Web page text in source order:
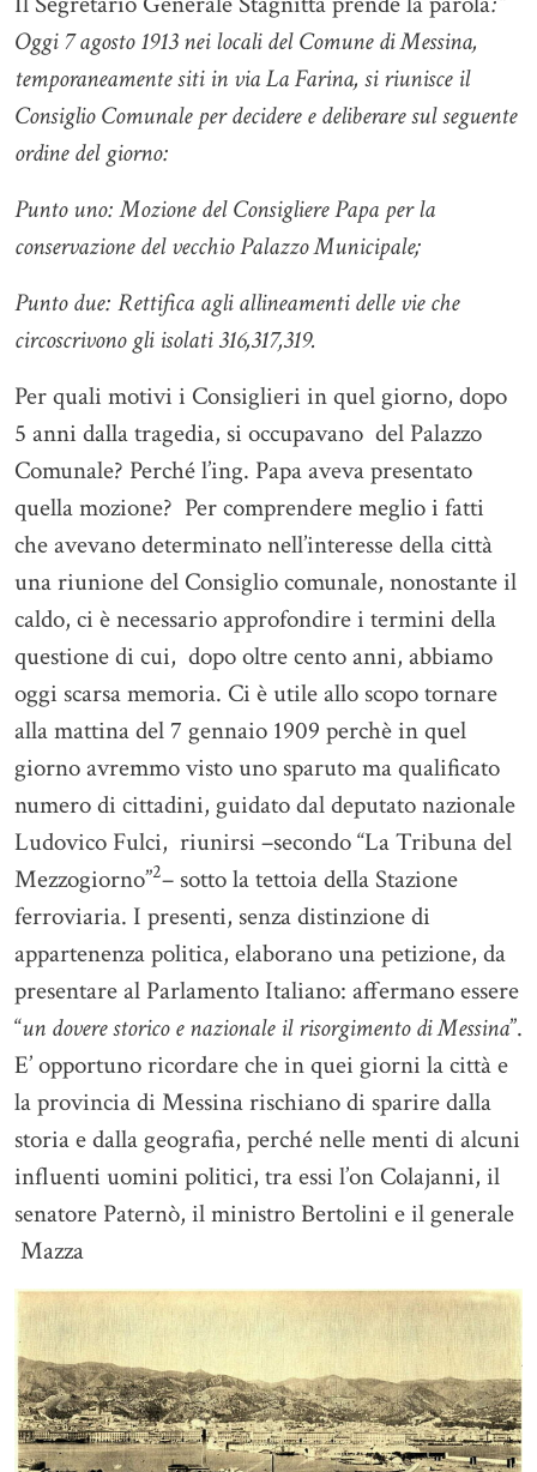
Oggi 7 agosto 1913 nei locali del Comune di Messina,
temporaneamente siti in via La Farina, si riunisce il
Consiglio Comunale per decidere e deliberare sul seguente
ordine del giorno:
Punto uno: Mozione del Consigliere Papa per la
conservazione del vecchio Palazzo Municipale;
Punto due: Rettifica agli allineamenti delle vie che
circoscrivono gli isolati 316,317,319.
Per quali motivi i Consiglieri in quel giorno, dopo
5 anni dalla tragedia, si occupavano del Palazzo
Comunale? Perché l’ing. Papa aveva presentato
quella mozione? Per comprendere meglio i fatti
che avevano determinato nell’interesse della città
una riunione del Consiglio comunale, nonostante il
caldo, ci è necessario approfondire i termini della
questione di cui, dopo oltre cento anni, abbiamo
oggi scarsa memoria. Ci è utile allo scopo tornare
alla mattina del 7 gennaio 1909 perchè in quel
giorno avremmo visto uno sparuto ma qualificato
numero di cittadini, guidato dal deputato nazionale
Ludovico Fulci, riunirsi –secondo “La Tribuna del
Mezzogiorno”2– sotto la tettoia della Stazione
ferroviaria. I presenti, senza distinzione di
appartenenza politica, elaborano una petizione, da
presentare al Parlamento Italiano: affermano essere
“un dovere storico e nazionale il risorgimento di Messina”.
E’ opportuno ricordare che in quei giorni la città e
la provincia di Messina rischiano di sparire dalla
storia e dalla geografia, perché nelle menti di alcuni
influenti uomini politici, tra essi l’on Colajanni, il
senatore Paternò, il ministro Bertolini e il generale
Mazza